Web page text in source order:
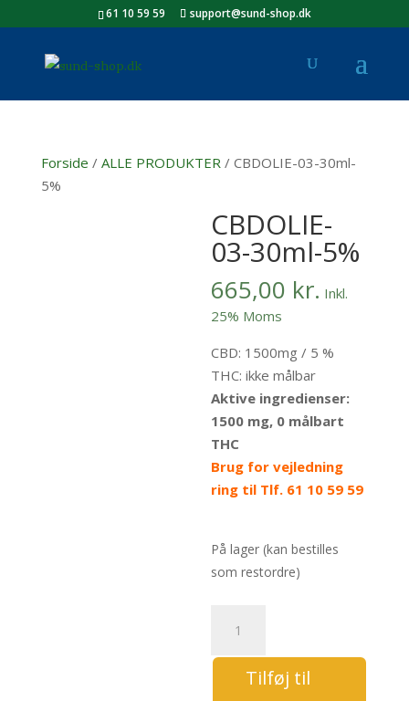
61 10 59 59 support@sund-shop.dk
Forside / ALLE PRODUKTER/ CBDOLIE-03-30ml-
5%
CBDOLIE-
03-30ml-5%
665,00 kr. Inkl.
25% Moms
CBD: 1500mg / 5 %
THC: ikke målbar
Aktive ingredienser:
1500 mg, 0 målbart
THC
Brug for vejledning
ring til Tlf. 61 10 59 59
På lager (kan bestilles
som restordre)
30ml-
Tilføj til